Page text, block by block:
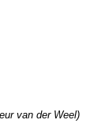
van der Weel)